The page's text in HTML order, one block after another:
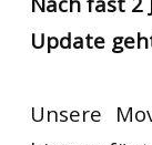
Update
Unsere